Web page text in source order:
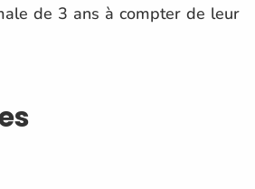
de 3 ans à compter de leur